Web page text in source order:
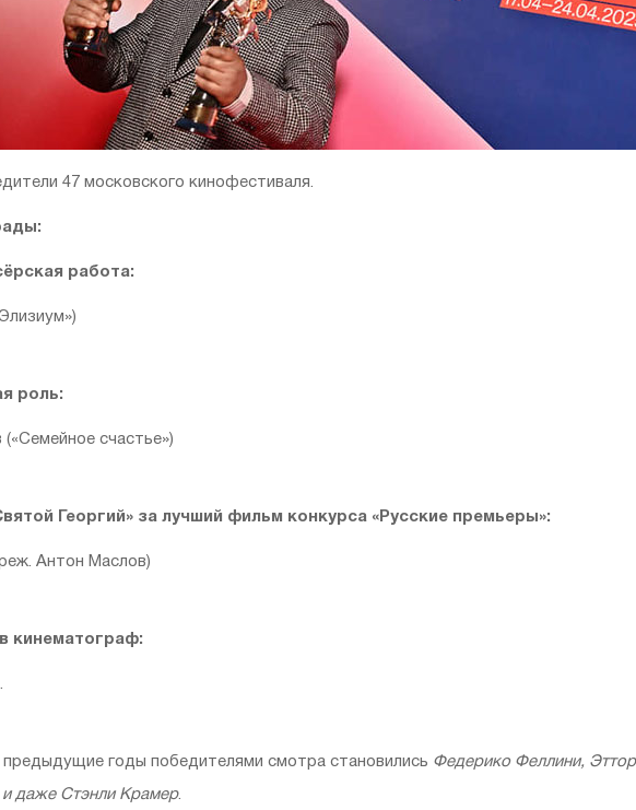
47 московского кинофестиваля.
работа:
роль:
(«Семейное счастье»)
Георгий» за лучший фильм конкурса «Русские премьеры»:
Антон Маслов)
кинематограф:
предыдущие годы победителями смотра становились Федерико Феллини,
даже Стэнли Крамер.